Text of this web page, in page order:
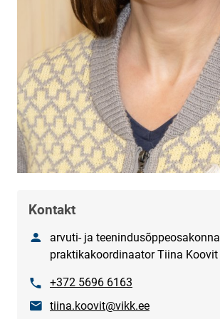
Kontakt
Nimetusarvuti- ja teenindusõppeosakonna
praktikakoordinaator Tiina Koovit
Phone+372 5696 6163
E-mailtiina.koovit@vikk.ee